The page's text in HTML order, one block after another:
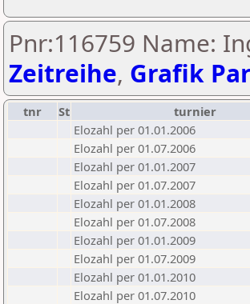
Pnr:116759 Name:
Zeitreihe, Grafik
tnr St turnier
Elozahl per 01.01.2006
Elozahl per 01.07.2006
Elozahl per 01.01.2007
Elozahl per 01.07.2007
Elozahl per 01.01.2008
Elozahl per 01.07.2008
Elozahl per 01.01.2009
Elozahl per 01.07.2009
Elozahl per 01.01.2010
Elozahl per 01.07.2010